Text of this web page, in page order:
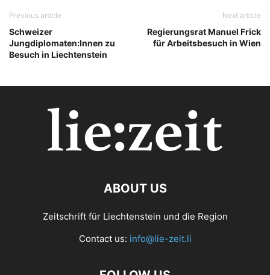
Previous article
Schweizer
Jungdiplomaten:Innen zu
Besuch in Liechtenstein
Next article
Regierungsrat Manuel Frick
für Arbeitsbesuch in Wien
ABOUT US
Zeitschrift für Liechtenstein und die Region
Contact us: info@lie-zeit.li